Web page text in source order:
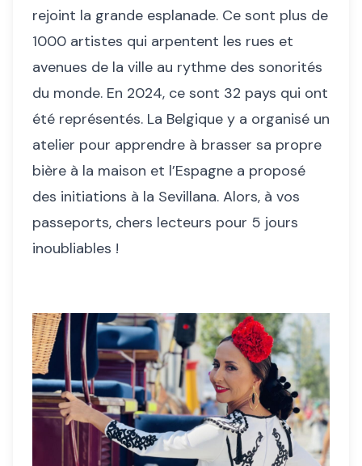
rejoint la grande esplanade. Ce sont plus de
1000 artistes qui arpentent les rues et
avenues de la ville au rythme des sonorités
du monde. En 2024, ce sont 32 pays qui ont
été représentés. La Belgique y a organisé un
atelier pour apprendre à brasser sa propre
bière à la maison et l’Espagne a proposé
des initiations à la Sevillana. Alors, à vos
passeports, chers lecteurs pour 5 jours
inoubliables !